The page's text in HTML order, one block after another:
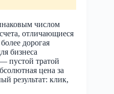
числом
отличающиеся
дорогая
бизнеса
пустой тратой
цена за
результат: клик,